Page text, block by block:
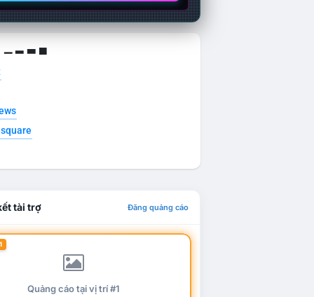
▁ ▂ ▃ ▄
tài trợ Đăng quảng cáo
Quảng cáo tại vị trí #1